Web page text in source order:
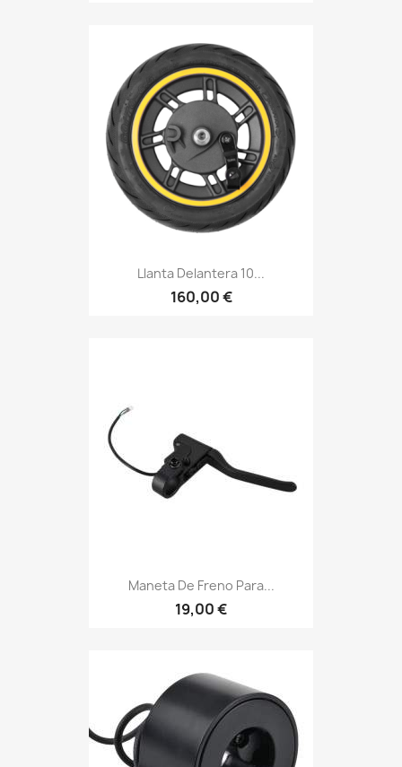
Llanta Delantera 10...
160,00 €
Maneta De Freno Para...
19,00 €